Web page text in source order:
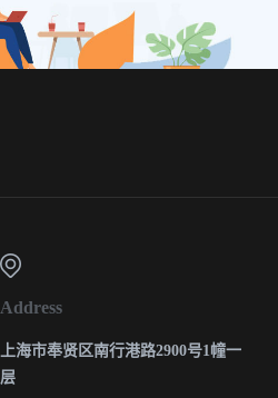
Address
上海市奉贤区南行港路2900号1幢一
层